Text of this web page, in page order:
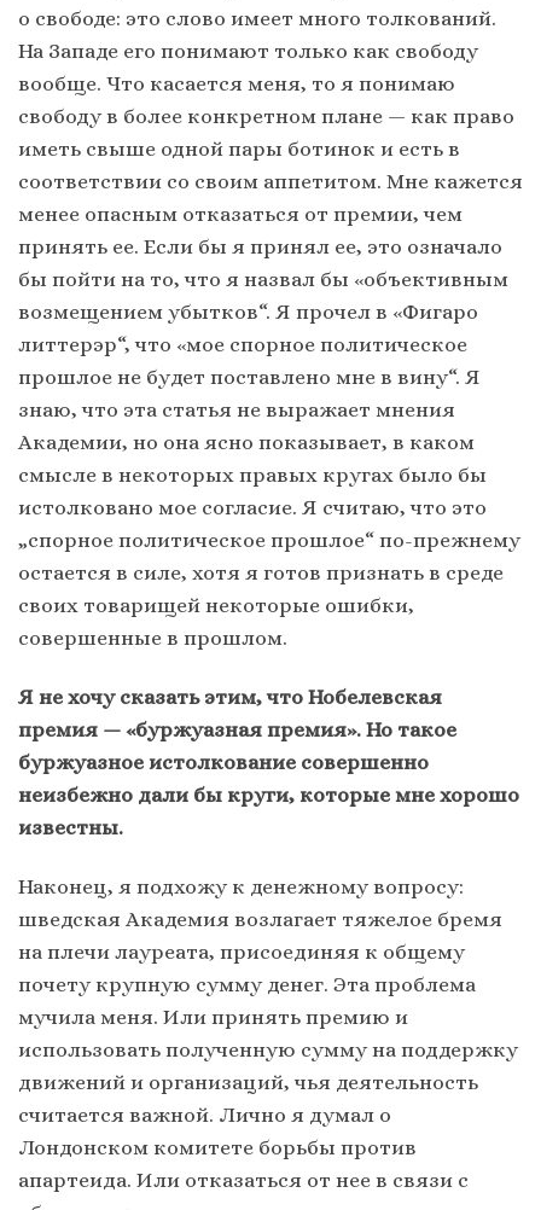
о свободе: это слово имеет много толкований.
На Западе его понимают только как свободу
вообще. Что касается меня, то я понимаю
свободу в более конкретном плане — как право
иметь свыше одной пары ботинок и есть в
соответствии со своим аппетитом. Мне кажется
менее опасным отказаться от премии, чем
принять ее. Если бы я принял ее, это означало
бы пойти на то, что я назвал бы «объективным
возмещением убытков“. Я прочел в «Фигаро
литтерэр“, что «мое спорное политическое
прошлое не будет поставлено мне в вину“. Я
знаю, что эта статья не выражает мнения
Академии, но она ясно показывает, в каком
смысле в некоторых правых кругах было бы
истолковано мое согласие. Я считаю, что это
„спорное политическое прошлое“ по-прежнему
остается в силе, хотя я готов признать в среде
своих товарищей некоторые ошибки,
совершенные в прошлом.
Я не хочу сказать этим, что Нобелевская
премия — «буржуазная премия». Но такое
буржуазное истолкование совершенно
неизбежно дали бы круги, которые мне хорошо
известны.
Наконец, я подхожу к денежному вопросу:
шведская Академия возлагает тяжелое бремя
на плечи лауреата, присоединяя к общему
почету крупную сумму денег. Эта проблема
мучила меня. Или принять премию и
использовать полученную сумму на поддержку
движений и организаций, чья деятельность
считается важной. Лично я думал о
Лондонском комитете борьбы против
апартеида. Или отказаться от нее в связи с